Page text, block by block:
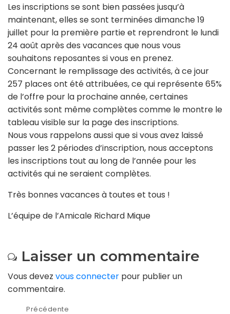
Les inscriptions se sont bien passées jusqu’à
maintenant, elles se sont terminées dimanche 19
juillet pour la première partie et reprendront le lundi
24 août après des vacances que nous vous
souhaitons reposantes si vous en prenez.
Concernant le remplissage des activités, à ce jour
257 places ont été attribuées, ce qui représente 65%
de l’offre pour la prochaine année, certaines
activités sont même complètes comme le montre le
tableau visible sur la page des inscriptions.
Nous vous rappelons aussi que si vous avez laissé
passer les 2 périodes d’inscription, nous acceptons
les inscriptions tout au long de l’année pour les
activités qui ne seraient complètes.
Très bonnes vacances à toutes et tous !
L’équipe de l’Amicale Richard Mique
Laisser un commentaire
Vous devez vous connecter pour publier un
commentaire.
Précédente